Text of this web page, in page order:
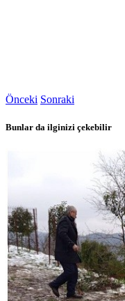
Önceki Sonraki
Bunlar da ilginizi çekebilir